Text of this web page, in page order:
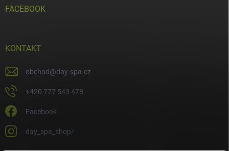
FACEBOOK
KONTAKT
obchod@day-spa.cz
+420 777 543 478
Facebook
day_spa_shop/